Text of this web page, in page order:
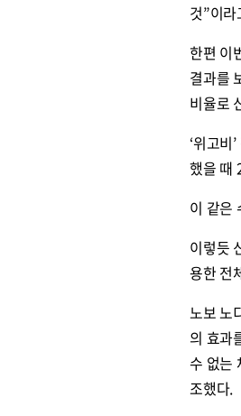
것”이
한편 이
결과를
비율로
‘위고
했을 때
이 같은
이렇듯
용한 전
노보 노
의 효과
수 없는
조했다.